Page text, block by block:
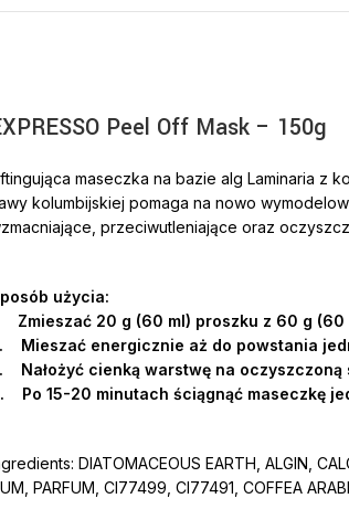
Peel Off Mask – 150g
maseczka na bazie alg Laminaria z
kolumbijskiej pomaga na nowo
przeciwutleniające oraz
użycia:
Zmieszać 20 g (60 ml) proszku z 60 g (60
Mieszać energicznie aż do powstania
Nałożyć cienką warstwę na oczyszczoną
Po 15-20 minutach ściągnąć maseczkę
DIATOMACEOUS EARTH, ALGIN,
PARFUM, CI77499, CI77491, COFFEA